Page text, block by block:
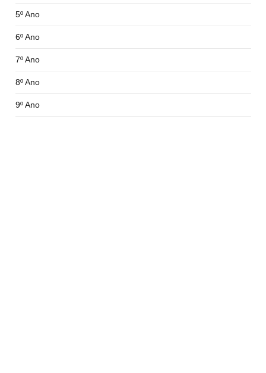
5º Ano
6º Ano
7º Ano
8º Ano
9º Ano